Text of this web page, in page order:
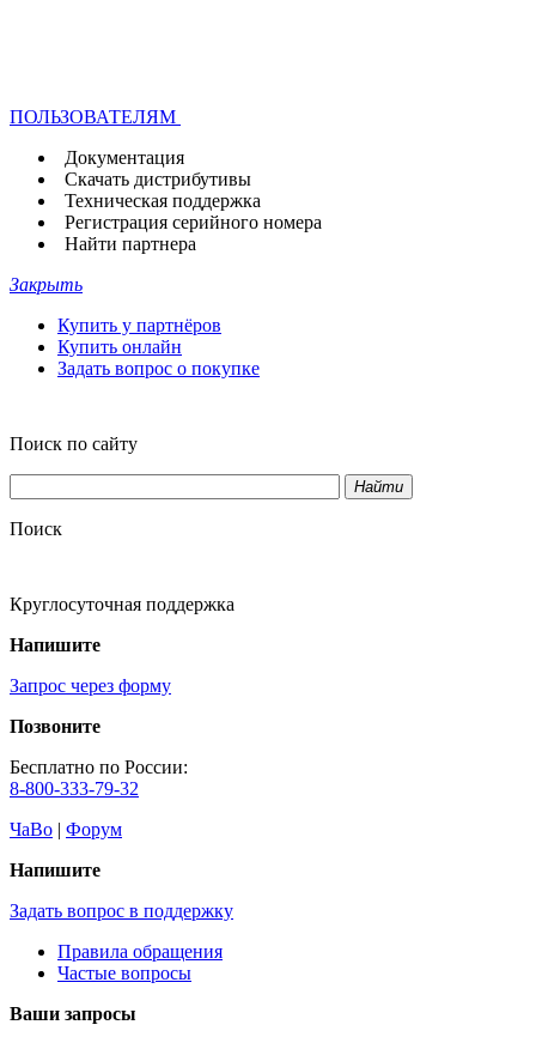
ПОЛЬЗОВАТЕЛЯМ
Документация
Скачать дистрибутивы
Техническая поддержка
Регистрация серийного номера
Найти партнера
Закрыть
Купить у партнёров
Купить онлайн
Задать вопрос о покупке
Поиск по сайту
Найти
Поиск
Круглосуточная поддержка
Напишите
Запрос через форму
Позвоните
Бесплатно по России:
8-800-333-79-32
ЧаВо | Форум
Напишите
Задать вопрос в поддержку
Правила обращения
Частые вопросы
Ваши запросы